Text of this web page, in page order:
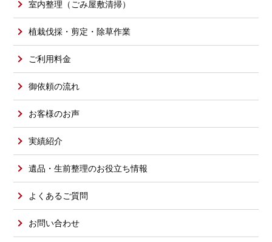
室内整理（ごみ屋敷清掃）
植栽伐採・剪定・除草作業
ご利用料金
御依頼の流れ
お客様のお声
実績紹介
遺品・生前整理のお役立ち情報
よくあるご質問
お問い合わせ